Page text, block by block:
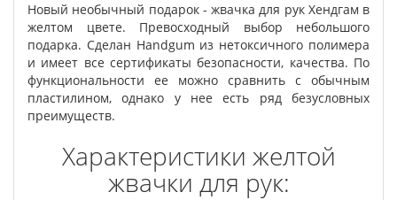
Новый необычный подарок - жвачка для рук Хендгам в
желтом цвете. Превосходный выбор небольшого
подарка. Сделан Handgum из нетоксичного полимера
и имеет все сертификаты безопасности, качества. По
функциональности ее можно сравнить с обычным
пластилином, однако у нее есть ряд безусловных
преимуществ.
Характеристики желтой
жвачки для рук: